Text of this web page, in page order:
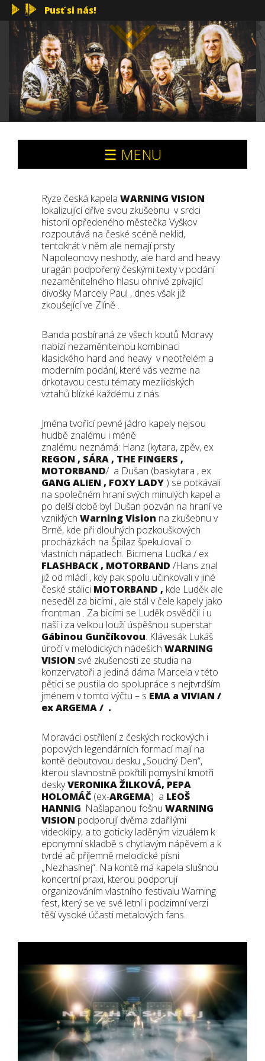
Pusť si nás!
☰ MENU
Ryze česká kapela WARNING VISION
lokalizující dříve svou zkušebnu v srdci
historií opředeného městečka Vyškov
rozpoutává na české scéně neklid,
tentokrát v něm ale nemají prsty
Napoleonovy neshody, ale hard and heavy
uragán podpořený českými texty v podání
nezaměnitelného hlasu ohnivé zpívající
divošky Marcely Paul , dnes však již
zkoušející ve Zlíně .
Banda posbíraná ze všech koutů Moravy
nabízí nezaměnitelnou kombinaci
klasického hard and heavy v neotřelém a
moderním podání, které vás vezme na
drkotavou cestu tématy mezilidských
vztahů blízké každému z nás.
Jména tvořící pevné jádro kapely nejsou
hudbě znalému i méně
znalému neznámá: Hanz (kytara, zpěv, ex
REGON , SÁRA , THE FINGERS ,
MOTORBAND/ a Dušan (baskytara , ex
GANG ALIEN , FOXY LADY ) se potkávali
na společném hraní svých minulých kapel a
po delší době byl Dušan pozván na hraní ve
vzniklých Warning Vision na zkušebnu v
Brně, kde při dlouhých pozkouškových
procházkách na Špilaz špekulovali o
vlastních nápadech. Bicmena Luďka / ex
FLASHBACK , MOTORBAND /Hans znal
již od mládí , kdy pak spolu učinkovali v jiné
české stálici MOTORBAND , kde Luděk ale
neseděl za bicími , ale stál v čele kapely jako
frontman . Za bicími se Luděk osvědčil i u
naší i za velkou louží úspěšnou superstar
Gábinou Gunčíkovou. Klávesák Lukáš
úročí v melodických nádeších WARNING
VISION své zkušenosti ze studia na
konzervatoři a jediná dáma Marcela v této
pětici se pustila do spolupráce s nejtvrdším
jménem v tomto výčtu – s EMA a VIVIAN /
ex ARGEMA / .
Moraváci ostřílení z českých rockových i
popových legendárních formací mají na
kontě debutovou desku „Soudný Den“,
kterou slavnostně pokřtili pomyslní kmotři
deskyVERONIKA ŽILKOVÁ, PEPA
HOLOMÁČ (ex-ARGEMA) a LEOŠ
HANNIG. Našlapanou fošnu WARNING
VISION podporují dvěma zdařilými
videoklipy, a to goticky laděným vizuálem k
eponymní skladbě s chytlavým nápěvem a k
tvrdé ač příjemně melodické písni
„Nezhasínej“. Na kontě má kapela slušnou
koncertní praxi, kterou podporují
organizováním vlastního festivalu Warning
fest, který se ve své letní i podzimní verzi
těší vysoké účasti metalových fans.